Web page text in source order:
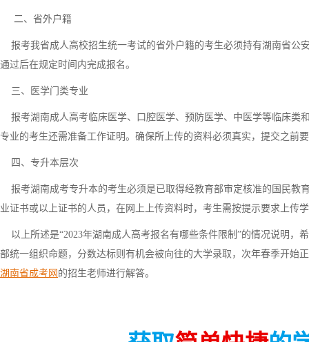
二、省外户籍
报考我省成人高校招生统一考试的省外户籍的考生必须持有湖南省公
通过后在规定时间内完成报名。
三、医学门类专业
报考湖南成人高考临床医学、口腔医学、预防医学、中医学等临床类
专业的考生还需准备工作证明。确保所上传的资料必须真实，提交之前
四、专升本层次
报考湖南成考专升本的考生必须是已取得经教育部审定核准的国民教
业证书或以上证书的人员，在网上上传资料时，考生需按提示要求上传
以上所述是“2023年湖南成人高考报名有哪些条件限制”的情况说明，
部统一组织命题，分数达标则有机会被向往的大学录取，次年春季开始
湖南省成考网 的招生老师进行解答。